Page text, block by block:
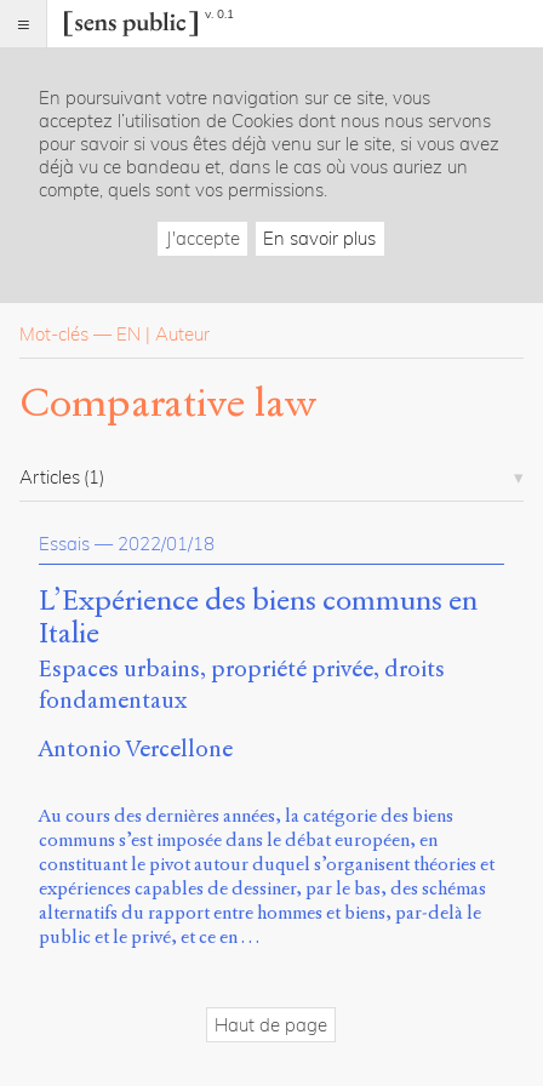
v. 0.1
Index
Rubriques
Essais
La
revue
Présentation
Publier
À
propos
du
site
Archipel
En
ligne
Mastodon
Université
de
Sherbrooke
Campus
de
En poursuivant votre navigation sur ce site, vous
acceptez l’utilisation de Cookies dont nous nous servons
pour savoir si vous êtes déjà venu sur le site, si vous avez
déjà vu ce bandeau et, dans le cas où vous auriez un
compte, quels sont vos permissions.
J'accepte En savoir plus
Mot-clés — EN Auteur
Comparative law
Articles (1)
Essais — 2022/01/18
L’Expérience des biens communs en
Italie
Espaces urbains, propriété privée, droits
fondamentaux
Antonio Vercellone
Au cours des dernières années, la catégorie des biens
communs s’est imposée dans le débat européen, en
constituant le pivot autour duquel s’organisent théories et
expériences capables de dessiner, par le bas, des schémas
alternatifs du rapport entre hommes et biens, par-delà le
public et le privé, et ce en …
Haut de page